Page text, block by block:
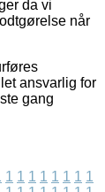
da vi
når
ansvarlig for
gang
1 1 1 1 1 1 1 1